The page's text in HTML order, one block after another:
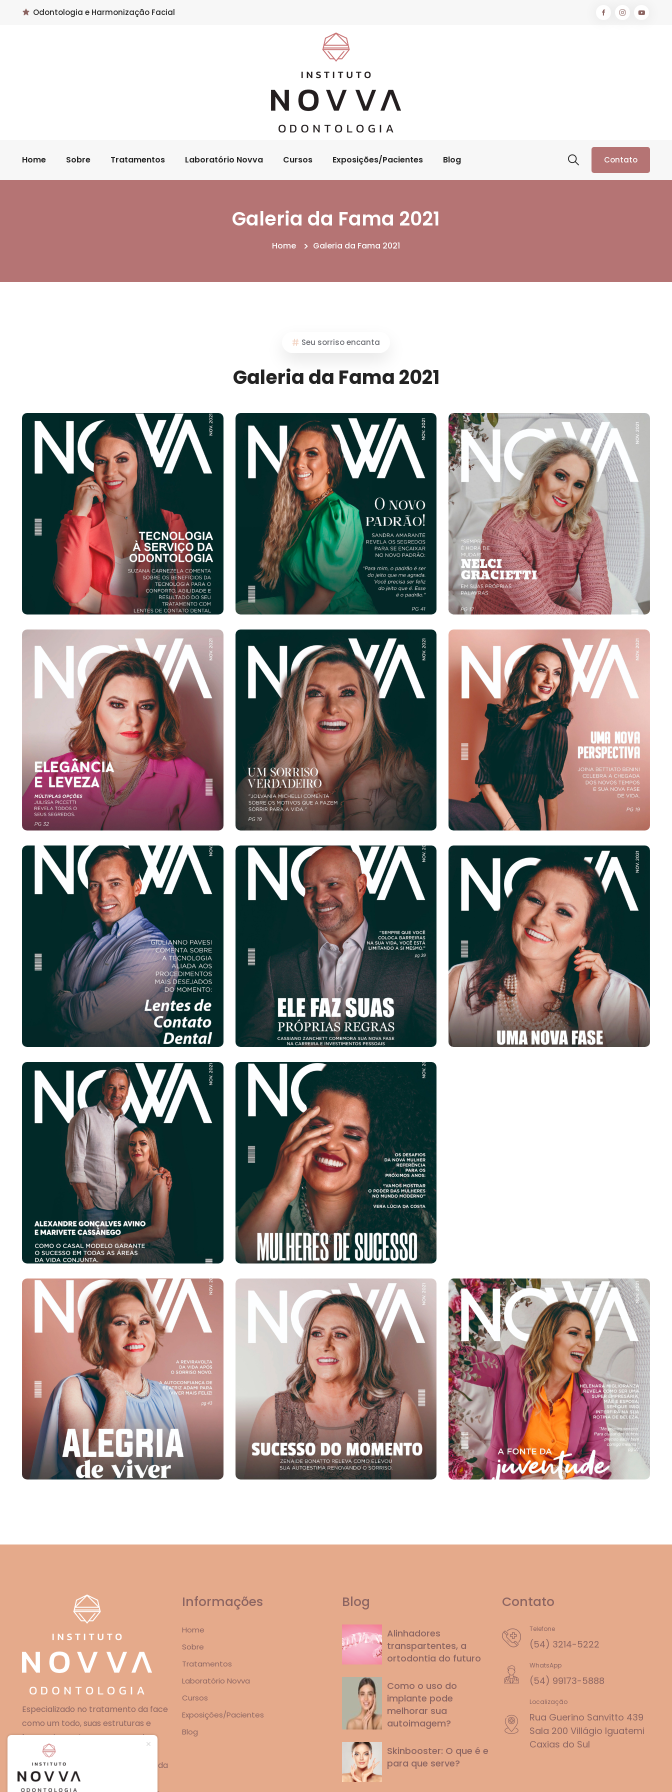
Odontologia e Harmonização Facial
Home Sobre Tratamentos Laboratório Novva Cursos Exposições/Pacientes Blog Contato
Galeria da Fama 2021
Home Galeria da Fama 2021
Seu sorriso encanta
Galeria da Fama 2021
Especializado no tratamento da face
como um todo, suas estruturas e
harmonia, conta com uma equipe
multidisciplinar experiente,
especializada nas principais áreas da
odontologia e em constante
Informações
Home
Sobre
Tratamentos
Laboratório Novva
Cursos
Exposições/Pacientes
Blog
Blog
Alinhadores
transpartentes, a
ortodontia do futuro
Como o uso do
implante pode
melhorar sua
autoimagem?
Skinbooster: O que é e
para que serve?
Contato
Telefone
(54) 3214-5222
WhatsApp
(54) 99173-5888
Localização
Rua Guerino Sanvitto 439
Sala 200 Villágio Iguatemi
Caxias do Sul